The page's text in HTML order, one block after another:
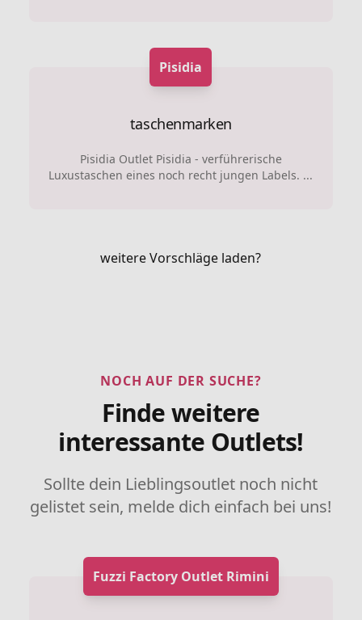
Pisidia
taschenmarken
Pisidia Outlet Pisidia - verführerische
Luxustaschen eines noch recht jungen Labels. ...
weitere Vorschläge laden?
NOCH AUF DER SUCHE?
Finde weitere
interessante Outlets!
Sollte dein Lieblingsoutlet noch nicht
gelistet sein, melde dich einfach bei uns!
Fuzzi Factory Outlet Rimini